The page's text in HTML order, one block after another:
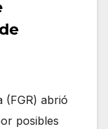
(FGR) abrió
posibles